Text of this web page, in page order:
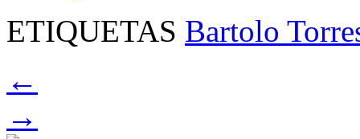
ETIQUETAS Bartolo
←
→